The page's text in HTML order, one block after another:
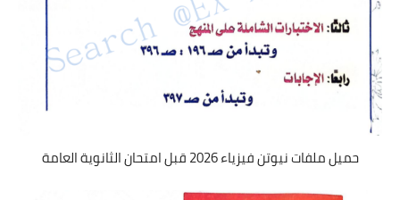
حميل ملفات نيوتن فيزياء 2026 قبل امتحان الثانوية العامة